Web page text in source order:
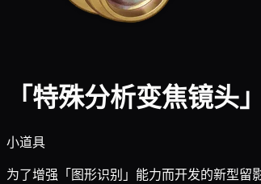
「特殊分析变焦镜头」
小道具
为了增强「图形识别」能力而开发的新型留